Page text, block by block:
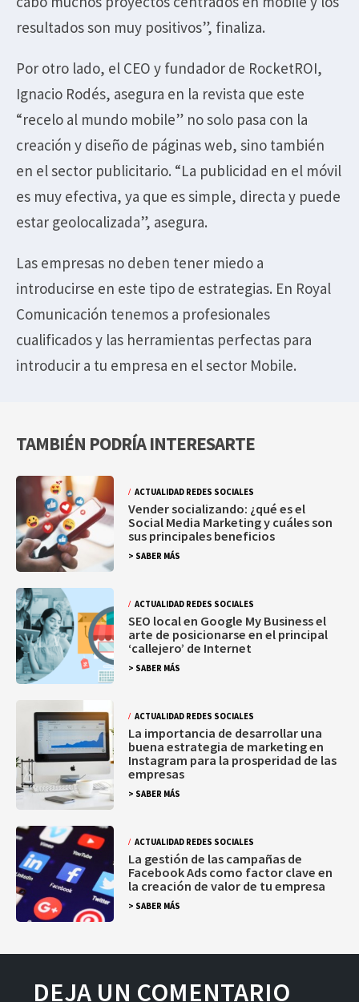
resultados son muy positivos”, finaliza.
Por otro lado, el CEO y fundador de RocketROI,
Ignacio Rodés, asegura en la revista que este
“recelo al mundo mobile” no solo pasa con la
creación y diseño de páginas web, sino también
en el sector publicitario. “La publicidad en el móvil
es muy efectiva, ya que es simple, directa y puede
estar geolocalizada”, asegura.
Las empresas no deben tener miedo a
introducirse en este tipo de estrategias. En Royal
Comunicación tenemos a profesionales
cualificados y las herramientas perfectas para
introducir a tu empresa en el sector Mobile.
TAMBIÉN PODRÍA INTERESARTE
ACTUALIDAD REDES SOCIALES
Vender socializando: ¿qué es el
Social Media Marketing y cuáles son
sus principales beneficios
> SABER MÁS
ACTUALIDAD REDES SOCIALES
SEO local en Google My Business el
arte de posicionarse en el principal
‘callejero’ de Internet
> SABER MÁS
ACTUALIDAD REDES SOCIALES
La importancia de desarrollar una
buena estrategia de marketing en
Instagram para la prosperidad de las
empresas
> SABER MÁS
ACTUALIDAD REDES SOCIALES
La gestión de las campañas de
Facebook Ads como factor clave en
la creación de valor de tu empresa
> SABER MÁS
DEJA UN COMENTARIO